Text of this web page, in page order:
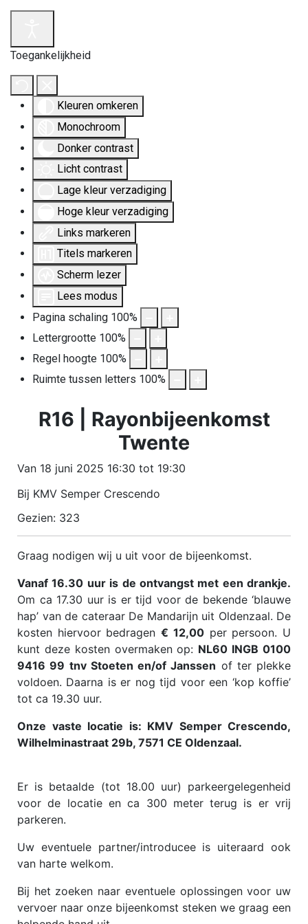
Toegankelijkheid
Kleuren omkeren
Monochroom
Donker contrast
Licht contrast
Lage kleur verzadiging
Hoge kleur verzadiging
Links markeren
Titels markeren
Scherm lezer
Lees modus
Pagina schaling 100%
Lettergrootte 100%
Regel hoogte 100%
Ruimte tussen letters 100%
R16 | Rayonbijeenkomst
Twente
Van 18 juni 2025 16:30 tot 19:30
Bij KMV Semper Crescendo
Gezien: 323
Graag nodigen wij u uit voor de bijeenkomst.
Vanaf 16.30 uur is de ontvangst met een drankje.
Om ca 17.30 uur is er tijd voor de bekende ‘blauwe
hap’ van de cateraar De Mandarijn uit Oldenzaal. De
kosten hiervoor bedragen€ 12,00per persoon. U
kunt deze kosten overmaken op: NL60 INGB 0100
9416 99 tnv Stoeten en/of Janssen of ter plekke
voldoen. Daarna is er nog tijd voor een ‘kop koffie’
tot ca 19.30 uur.
Onze vaste locatie is: KMV Semper Crescendo,
Wilhelminastraat 29b, 7571 CE Oldenzaal.
Er is betaalde (tot 18.00 uur) parkeergelegenheid
voor de locatie en ca 300 meter terug is er vrij
parkeren.
Uw eventuele partner/introducee is uiteraard ook
van harte welkom.
Bij het zoeken naar eventuele oplossingen voor uw
vervoer naar onze bijeenkomst steken we graag een